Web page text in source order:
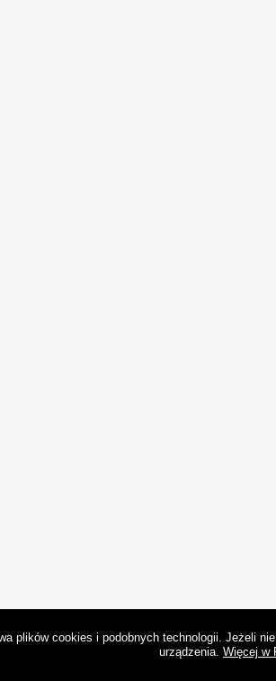
plików cookies i podobnych technologii. Jeżeli
urządzenia. Więcej w